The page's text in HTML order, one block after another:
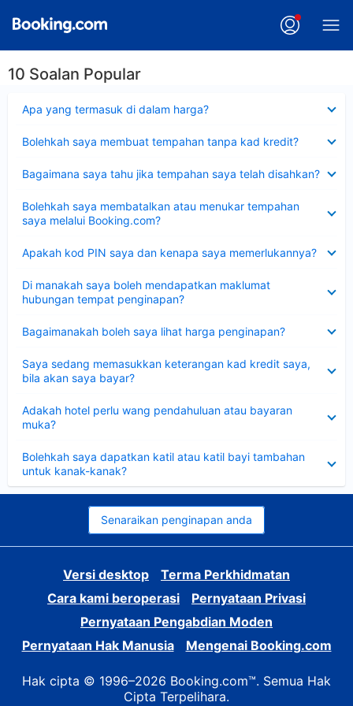
10 Soalan Popular
Apa yang termasuk di dalam harga?
Bolehkah saya membuat tempahan tanpa kad kredit?
Bagaimana saya tahu jika tempahan saya telah disahkan?
Bolehkah saya membatalkan atau menukar tempahan
saya melalui Booking.com?
Apakah kod PIN saya dan kenapa saya memerlukannya?
Di manakah saya boleh mendapatkan maklumat
hubungan tempat penginapan?
Bagaimanakah boleh saya lihat harga penginapan?
Saya sedang memasukkan keterangan kad kredit saya,
bila akan saya bayar?
Adakah hotel perlu wang pendahuluan atau bayaran
muka?
Bolehkah saya dapatkan katil atau katil bayi tambahan
untuk kanak-kanak?
Senaraikan penginapan anda
Versi desktop
Terma Perkhidmatan
Cara kami beroperasi
Pernyataan Privasi
Pernyataan Pengabdian Moden
Pernyataan Hak Manusia
Mengenai Booking.com
Hak cipta © 1996–2026 Booking.com™. Semua Hak
Cipta Terpelihara.